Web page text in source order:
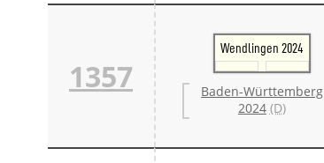
1357
Wendlingen 2024
Baden-Württemberg
2024 (D)